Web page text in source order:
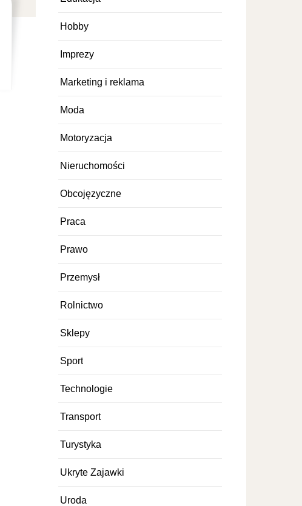
Hobby
Imprezy
Marketing i reklama
Moda
Motoryzacja
Nieruchomości
Obcojęzyczne
Praca
Prawo
Przemysł
Rolnictwo
Sklepy
Sport
Technologie
Transport
Turystyka
Ukryte Zajawki
Uroda